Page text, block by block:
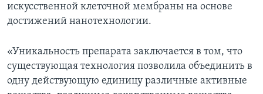
искусственной клеточной мембраны на основе
достижений нанотехнологии.
«Уникальность препарата заключается в том, что
существующая технология позволила объединить в
одну действующую единицу различные активные